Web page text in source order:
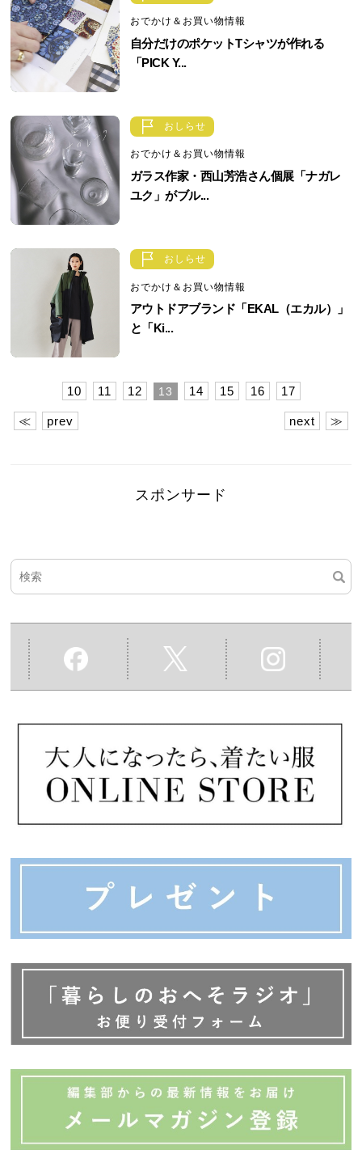
おでかけ＆お買い物情報
自分だけのポケットTシャツが作れる
「PICK Y...
おしらせ
おでかけ＆お買い物情報
ガラス作家・西山芳浩さん個展「ナガレ
ユク」がブル...
おしらせ
おでかけ＆お買い物情報
アウトドアブランド「EKAL（エカル）」
と「Ki...
≪ prev
10 11 12 13 14 15 16 17
next ≫
スポンサード